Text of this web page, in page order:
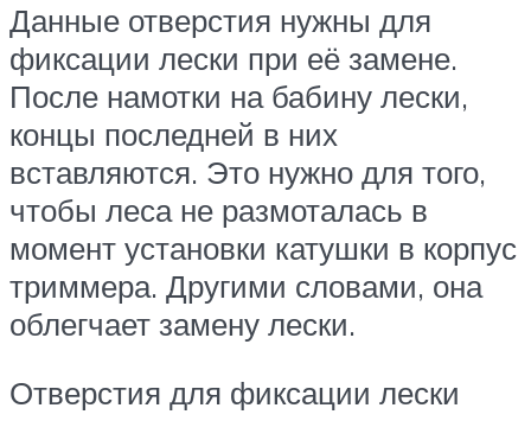
Данные отверстия нужны для
фиксации лески при её замене.
После намотки на бабину лески,
концы последней в них
вставляются. Это нужно для того,
чтобы леса не размоталась в
момент установки катушки в корпус
триммера. Другими словами, она
облегчает замену лески.
Отверстия для фиксации лески